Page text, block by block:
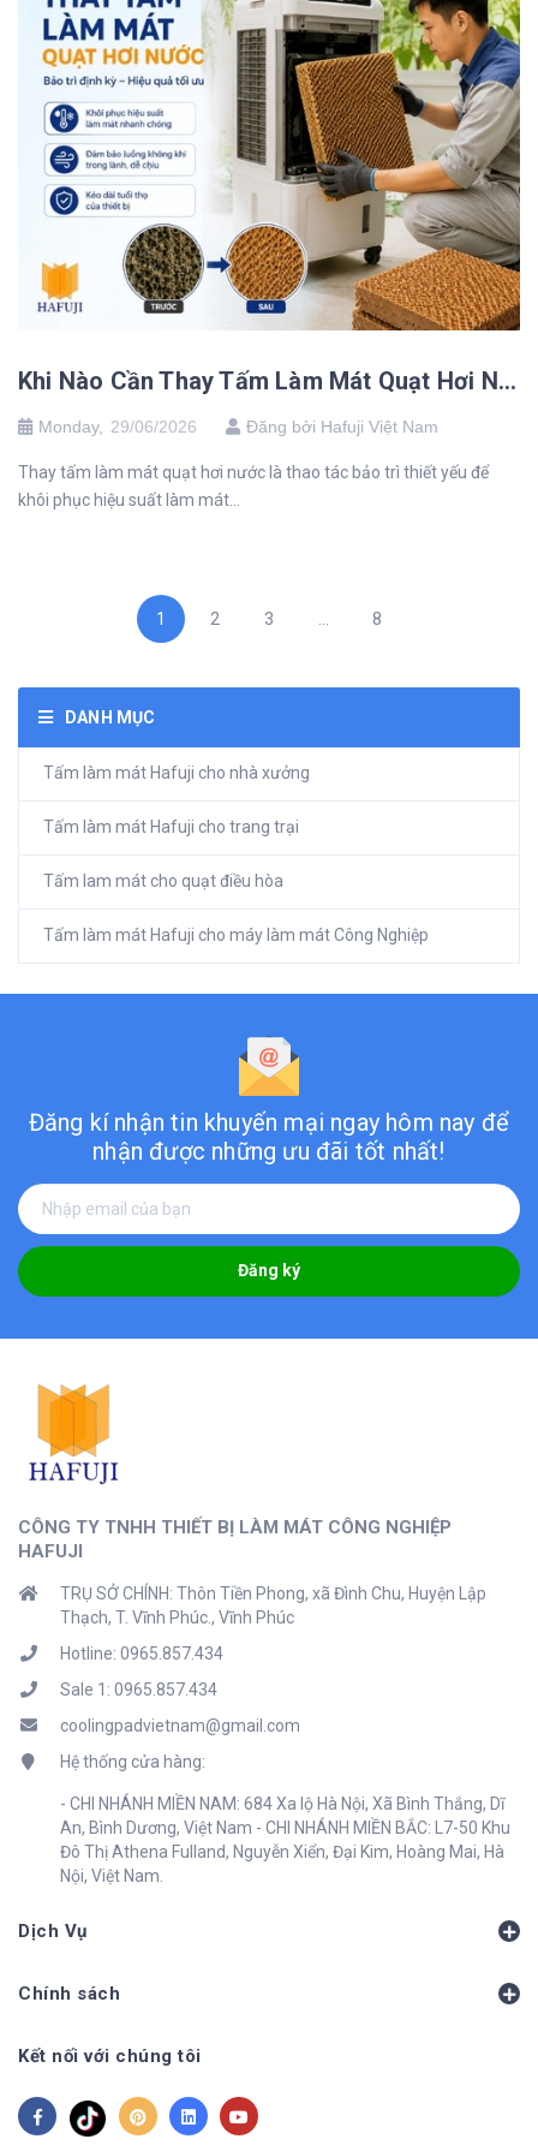
Khi Nào Cần Thay Tấm Làm Mát Quạt Hơi Nước? Hướng Dẫn Chi Tiết
Monday, 29/06/2026 Đăng bởi Hafuji Việt Nam
Thay tấm làm mát quạt hơi nước là thao tác bảo trì thiết yếu để
khôi phục hiệu suất làm mát...
1 2 3 8
DANH MỤC
Tấm làm mát Hafuji cho nhà xưởng
Tấm làm mát Hafuji cho trang trại
Tấm lam mát cho quạt điều hòa
Tấm làm mát Hafuji cho máy làm mát Công Nghiệp
Đăng kí nhận tin khuyến mại ngay hôm nay để
nhận được những ưu đãi tốt nhất!
Đăng ký
CÔNG TY TNHH THIẾT BỊ LÀM MÁT CÔNG NGHIỆP
HAFUJI
TRỤ SỞ CHÍNH: Thôn Tiền Phong, xã Đình Chu, Huyện Lập
Thạch, T. Vĩnh Phúc., Vĩnh Phúc
Hotline: 0965.857.434
Sale 1: 0965.857.434
coolingpadvietnam@gmail.com
Hệ thống cửa hàng:
- CHI NHÁNH MIỀN NAM: 684 Xa lộ Hà Nội, Xã Bình Thắng, Dĩ
An, Bình Dương, Việt Nam - CHI NHÁNH MIỀN BẮC: L7-50 Khu
Đô Thị Athena Fulland, Nguyễn Xiển, Đại Kim, Hoàng Mai, Hà
Nội, Việt Nam.
Dịch Vụ
Chính sách
Kết nối với chúng tôi